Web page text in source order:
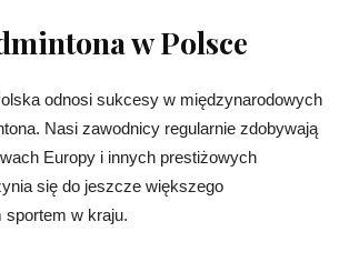
w Polsce
odnosi sukcesy w międzynarodowych
Nasi zawodnicy regularnie zdobywają
Europy i innych prestiżowych
się do jeszcze większego
sportem w kraju.